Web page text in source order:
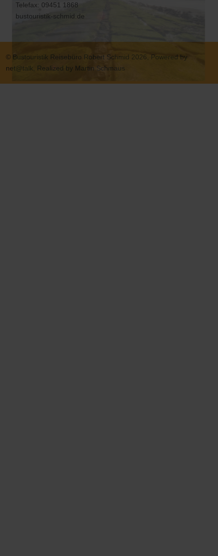
Telefax: 09451 1868
bustouristik-schmid.de
© Bustouristik Reisebüro Robert Schmid 2026, Powered by
net@talk, Realized by Martin Schmaus